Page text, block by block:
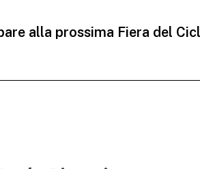
alla prossima Fiera del